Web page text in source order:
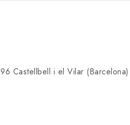
Castellbell i el Vilar (Barcelona)